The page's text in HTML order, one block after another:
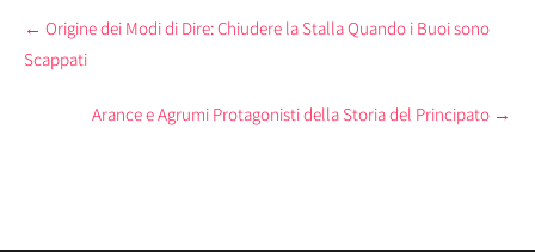
Post
navigation
← Origine dei Modi di Dire: Chiudere la Stalla Quando i Buoi sono
Scappati
Arance e Agrumi Protagonisti della Storia del Principato →